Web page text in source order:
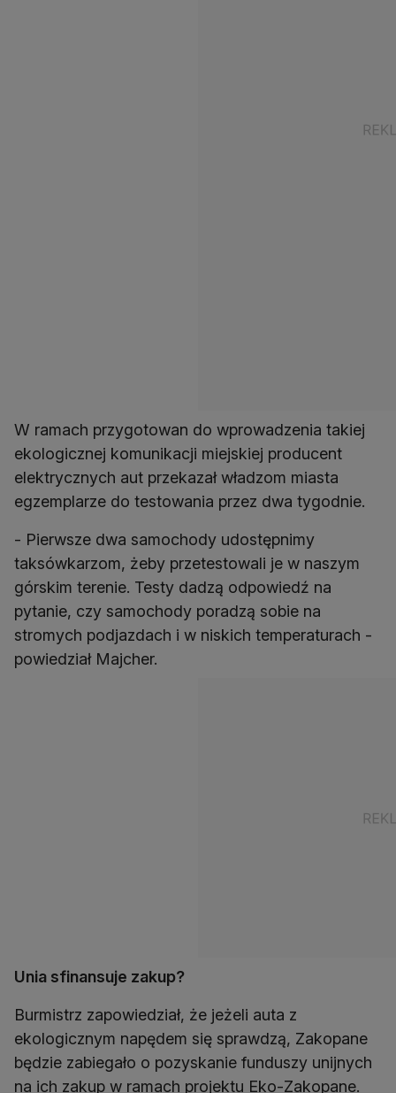
W ramach przygotowan do wprowadzenia takiej
ekologicznej komunikacji miejskiej producent
elektrycznych aut przekazał władzom miasta
egzemplarze do testowania przez dwa tygodnie.
- Pierwsze dwa samochody udostępnimy
taksówkarzom, żeby przetestowali je w naszym
górskim terenie. Testy dadzą odpowiedź na
pytanie, czy samochody poradzą sobie na
stromych podjazdach i w niskich temperaturach -
powiedział Majcher.
Unia sfinansuje zakup?
Burmistrz zapowiedział, że jeżeli auta z
ekologicznym napędem się sprawdzą, Zakopane
będzie zabiegało o pozyskanie funduszy unijnych
na ich zakup w ramach projektu Eko-Zakopane.